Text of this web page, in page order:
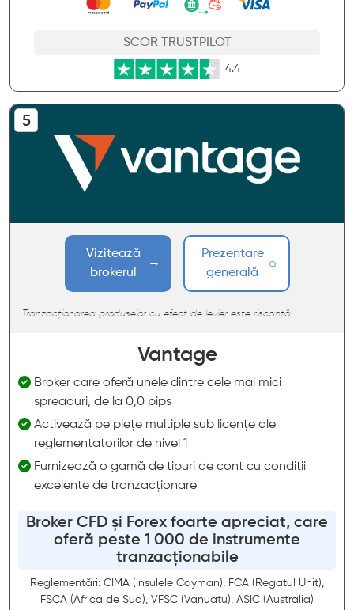
SCOR TRUSTPILOT
4.4
Vizitează
brokerul
Prezentare
generală
Tranzacționarea produselor cu efect de levier este riscantă.
Vantage
Broker care oferă unele dintre cele mai mici
spreaduri, de la 0,0 pips
Activează pe piețe multiple sub licențe ale
reglementatorilor de nivel 1
Furnizează o gamă de tipuri de cont cu condiții
excelente de tranzacționare
Broker CFD și Forex foarte apreciat, care
oferă peste 1 000 de instrumente
tranzacționabile
Reglementări: CIMA (Insulele Cayman), FCA (Regatul Unit),
FSCA (Africa de Sud), VFSC (Vanuatu), ASIC (Australia)